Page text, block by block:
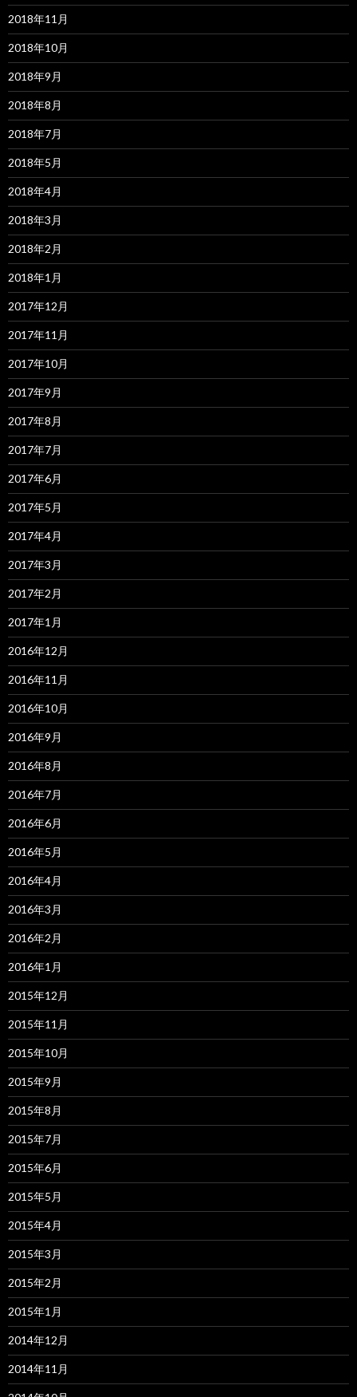
2018年11月
2018年10月
2018年9月
2018年8月
2018年7月
2018年5月
2018年4月
2018年3月
2018年2月
2018年1月
2017年12月
2017年11月
2017年10月
2017年9月
2017年8月
2017年7月
2017年6月
2017年5月
2017年4月
2017年3月
2017年2月
2017年1月
2016年12月
2016年11月
2016年10月
2016年9月
2016年8月
2016年7月
2016年6月
2016年5月
2016年4月
2016年3月
2016年2月
2016年1月
2015年12月
2015年11月
2015年10月
2015年9月
2015年8月
2015年7月
2015年6月
2015年5月
2015年4月
2015年3月
2015年2月
2015年1月
2014年12月
2014年11月